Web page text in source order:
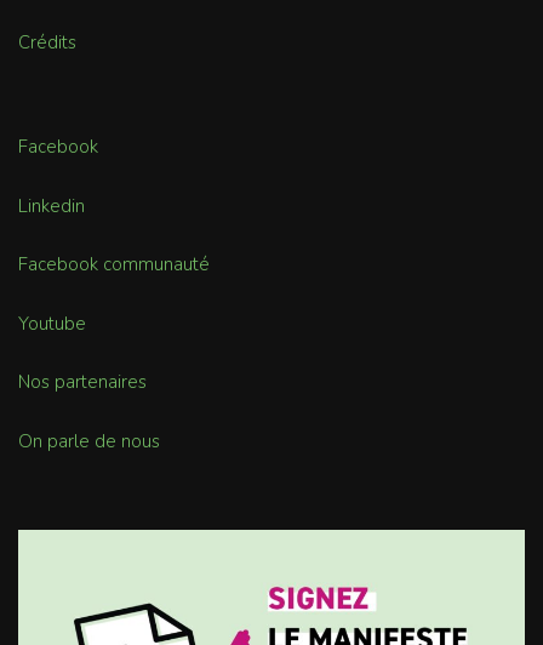
Crédits
Facebook
Linkedin
Facebook communauté
Youtube
Nos partenaires
On parle de nous